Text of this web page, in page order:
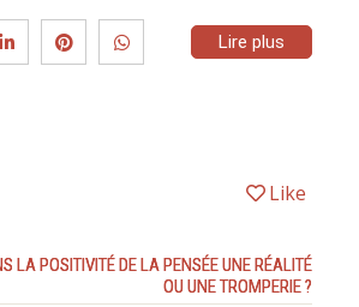
Lire plus
Like
LA POSITIVITÉ DE LA PENSÉE UNE RÉALITÉ
OU UNE TROMPERIE ?